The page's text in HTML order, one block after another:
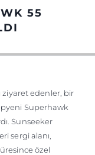
DEĞERINI
55
ziyaret edenler, bir
Superhawk
Sunseeker
sergi alanı,
özel